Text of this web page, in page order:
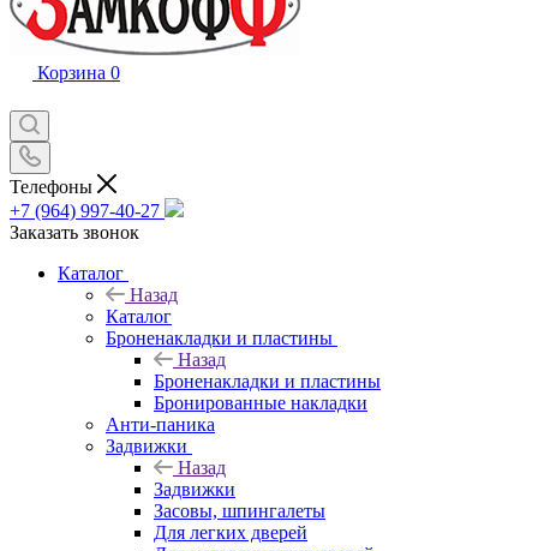
Корзина 0
Телефоны
+7 (964) 997-40-27
Заказать звонок
Каталог
Назад
Каталог
Броненакладки и пластины
Назад
Броненакладки и пластины
Бронированные накладки
Анти-паника
Задвижки
Назад
Задвижки
Засовы, шпингалеты
Для легких дверей